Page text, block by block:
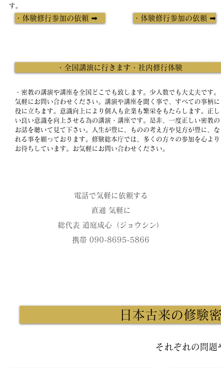
す。
・体験修行参加の依頼 ➡ ・体験修行参加の依頼 ➡
・全国講演に行きます・社内修行体験
・密教の講演や講座を全国どこでも致します。少人数でも大丈夫です。
気軽にお問い合わせください。講演や講座を聞く事で、すべての事柄に
役に立ちます。意識向上により個人も企業も繁栄をもたらします。正し
い良い意識を向上させる為の講演・講座です​。是非、一度正しい密教の
お話を聴いて見て下さい。人生が豊に、ものの考え方や見方が豊に、な
れる事を願っております。修験総本庁では、多くの方々の参加を心より
お待ちしています。お気軽にお問い合わせください。
電話で気軽に依頼する
直通 気軽に
総代表 道庭成心（ジョウシン）
携帯 090-8695-5866
日本古来の修験
それぞれの問題